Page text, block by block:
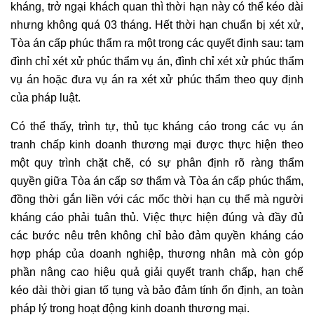
kháng, trở ngại khách quan thì thời hạn này có thể kéo dài
nhưng không quá 03 tháng. Hết thời hạn chuẩn bị xét xử,
Tòa án cấp phúc thẩm ra một trong các quyết định sau: tạm
đình chỉ xét xử phúc thẩm vụ án, đình chỉ xét xử phúc thẩm
vụ án hoặc đưa vụ án ra xét xử phúc thẩm theo quy định
của pháp luật.
Có thể thấy, trình tự, thủ tục kháng cáo trong các vụ án
tranh chấp kinh doanh thương mại được thực hiện theo
một quy trình chặt chẽ, có sự phân định rõ ràng thẩm
quyền giữa Tòa án cấp sơ thẩm và Tòa án cấp phúc thẩm,
đồng thời gắn liền với các mốc thời hạn cụ thể mà người
kháng cáo phải tuân thủ. Việc thực hiện đúng và đầy đủ
các bước nêu trên không chỉ bảo đảm quyền kháng cáo
hợp pháp của doanh nghiệp, thương nhân mà còn góp
phần nâng cao hiệu quả giải quyết tranh chấp, hạn chế
kéo dài thời gian tố tụng và bảo đảm tính ổn định, an toàn
pháp lý trong hoạt động kinh doanh thương mại.